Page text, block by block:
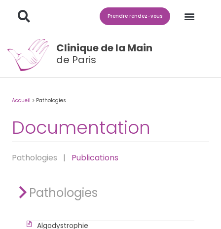
Clinique de la Main
de Paris
Prendre rendez-vous
Accueil > Pathologies
Documentation
Pathologies | Publications
Pathologies
Algodystrophie